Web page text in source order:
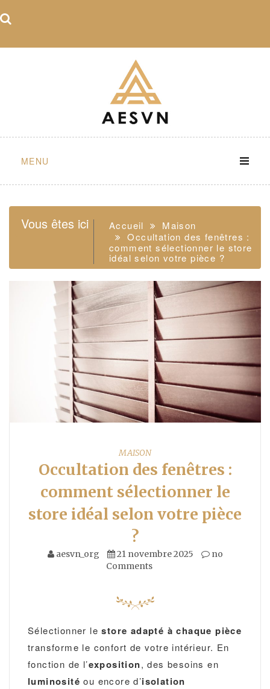
to
MENU
Vous êtes ici Accueil
Maison
Occultation des fenêtres :
comment sélectionner le store
idéal selon votre pièce ?
MAISON
Occultation des fenêtres :
comment sélectionner le
store idéal selon votre pièce
?
aesvn_org 21 novembre 2025
no
Comments
Sélectionner lestore adapté à chaque pièce
transforme le confort de votre intérieur. En
fonction de l’exposition, des besoins en
luminosité ou encore d’isolation